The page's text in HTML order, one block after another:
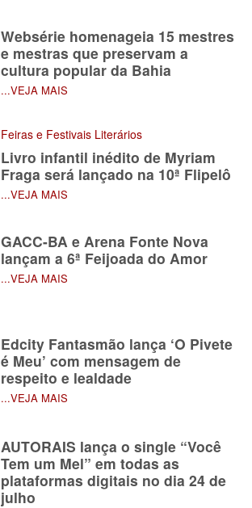
Websérie homenageia 15 mestres
e mestras que preservam a
cultura popular da Bahia
...VEJA MAIS
Feiras e Festivais Literários
Livro infantil inédito de Myriam
Fraga será lançado na 10ª Flipelô
...VEJA MAIS
GACC-BA e Arena Fonte Nova
lançam a 6ª Feijoada do Amor
...VEJA MAIS
Edcity Fantasmão lança ‘O Pivete
é Meu’ com mensagem de
respeito e lealdade
...VEJA MAIS
AUTORAIS lança o single “Você
Tem um Mel” em todas as
plataformas digitais no dia 24 de
julho